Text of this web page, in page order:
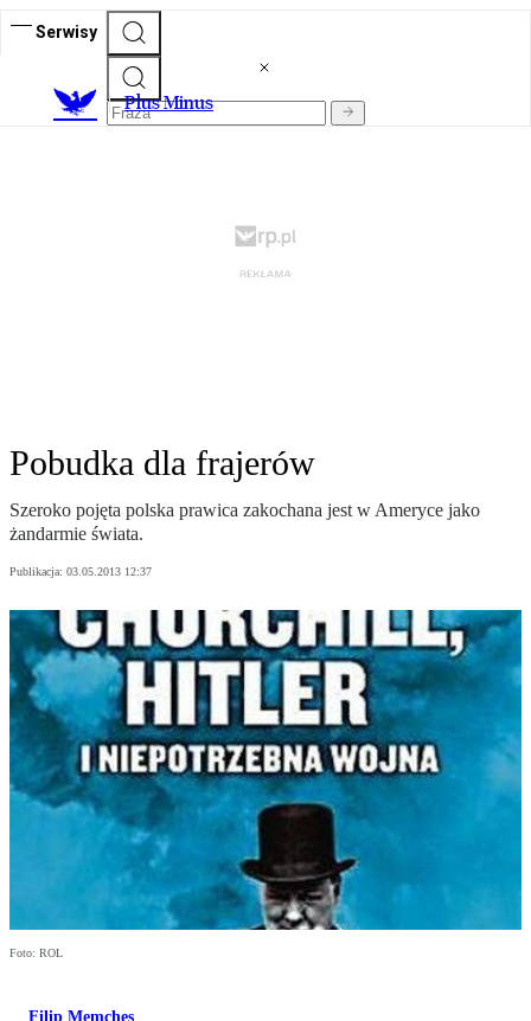
Serwisy
Plus Minus
Pobudka dla frajerów
Szeroko pojęta polska prawica zakochana jest w Ameryce jako
żandarmie świata.
Publikacja: 03.05.2013 12:37
Foto: ROL
Filip Memches